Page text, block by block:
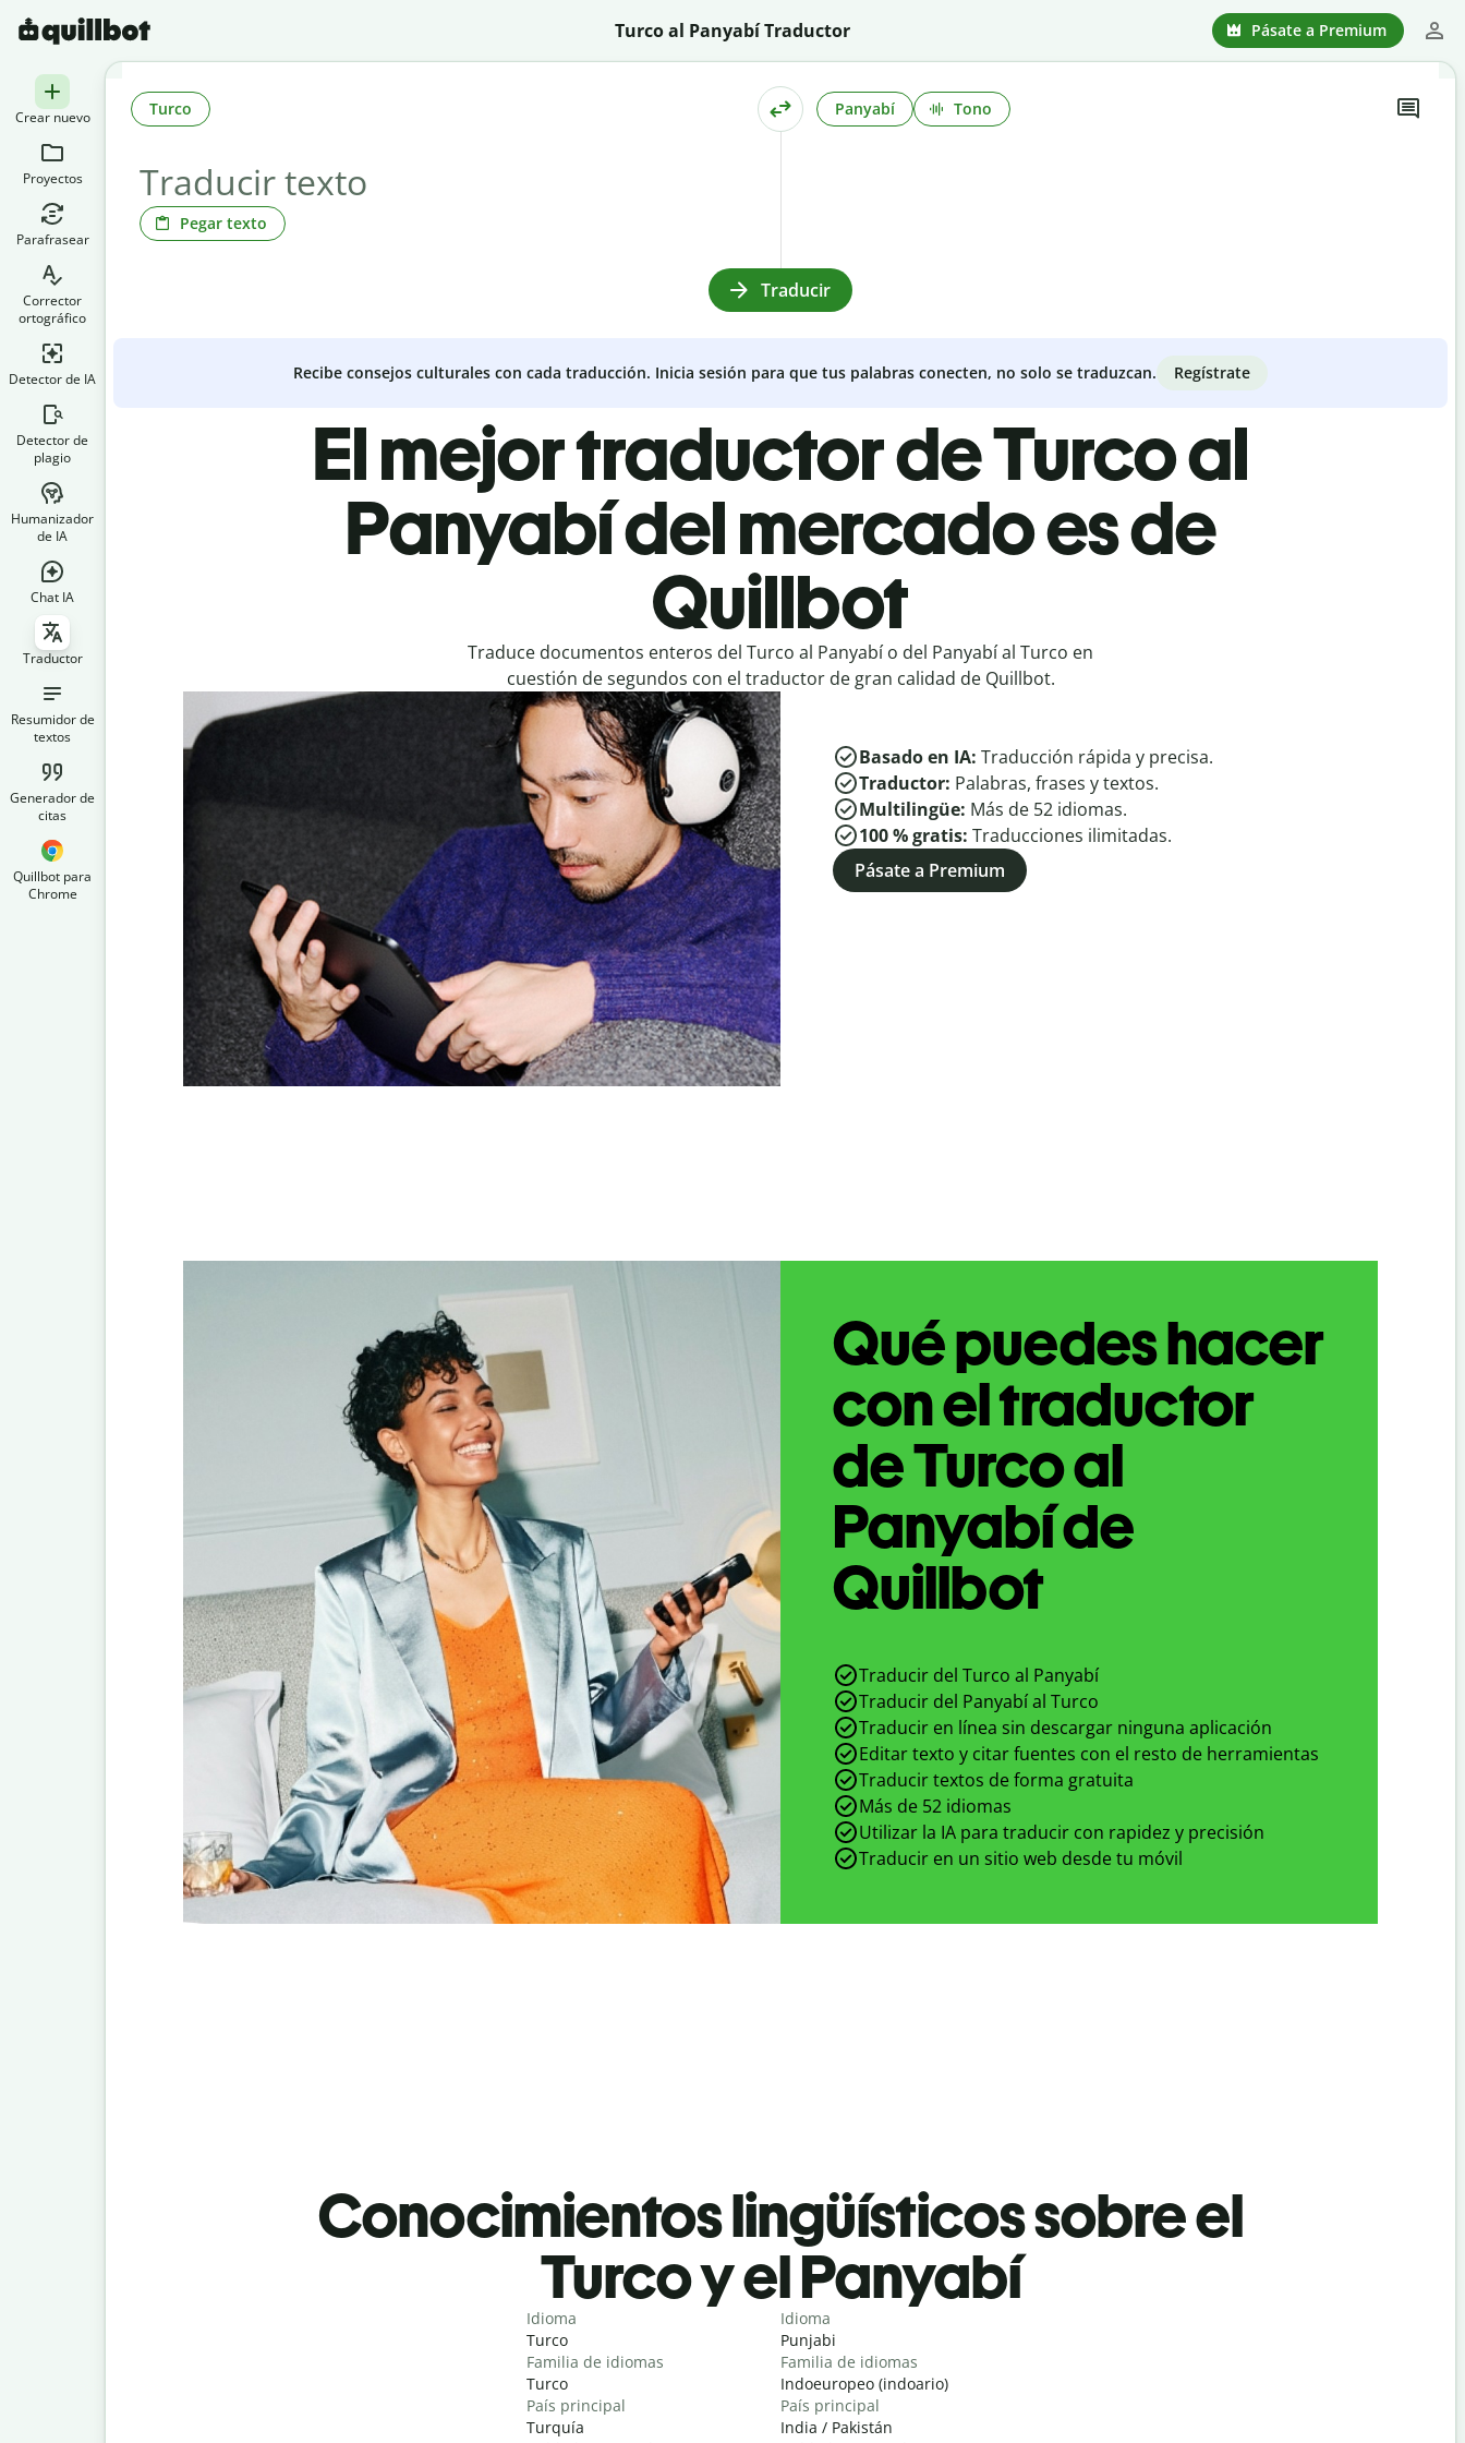
Turco al Panyabí Traductor Pásate a Premium
Crear nuevo
Proyectos
Parafrasear
Corrector
ortográfico
Detector de IA
Detector de
plagio
Humanizador
de IA
Chat IA
Traductor
Resumidor de
textos
Generador de
citas
Quillbot para
Chrome
Pegar texto
Turco Panyabí Tono
Traducir
Recibe consejos culturales con cada traducción. Inicia sesión para que tus palabras conecten, no solo se traduzcan. Regístrate
El mejor traductor de Turco al
Panyabí del mercado es de
Quillbot
Traduce documentos enteros del Turco al Panyabí o del Panyabí al Turco en
cuestión de segundos con el traductor de gran calidad de Quillbot.
Basado en IA: Traducción rápida y precisa.
Traductor: Palabras, frases y textos.
Multilingüe: Más de 52 idiomas.
100 % gratis: Traducciones ilimitadas.
Pásate a Premium
Qué puedes hacer
con el traductor
de Turco al
Panyabí de
Quillbot
Traducir del Turco al Panyabí
Traducir del Panyabí al Turco
Traducir en línea sin descargar ninguna aplicación
Editar texto y citar fuentes con el resto de herramientas
Traducir textos de forma gratuita
Más de 52 idiomas
Utilizar la IA para traducir con rapidez y precisión
Traducir en un sitio web desde tu móvil
Conocimientos lingüísticos sobre el
Turco y el Panyabí
Idioma
Turco
Familia de idiomas
Turco
País principal
Turquía
Idioma
Punjabi
Familia de idiomas
Indoeuropeo (indoario)
País principal
India / Pakistán